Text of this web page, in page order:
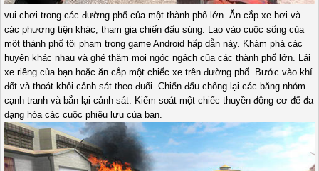
vui chơi trong các đường phố của một thành phố lớn. Ăn cắp xe hơi và
các phương tiện khác, tham gia chiến đấu súng. Lao vào cuộc sống của
một thành phố tội phạm trong game Android hấp dẫn này. Khám phá các
huyện khác nhau và ghé thăm mọi ngóc ngách của các thành phố lớn. Lái
xe riêng của bạn hoặc ăn cắp một chiếc xe trên đường phố. Bước vào khí
đốt và thoát khỏi cảnh sát theo đuổi. Chiến đấu chống lại các băng nhóm
cạnh tranh và bắn lại cảnh sát. Kiểm soát một chiếc thuyền động cơ để đa
dạng hóa các cuộc phiêu lưu của bạn.